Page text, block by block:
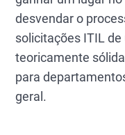
desvendar o
solicitações ITIL
teoricamente
para
geral.